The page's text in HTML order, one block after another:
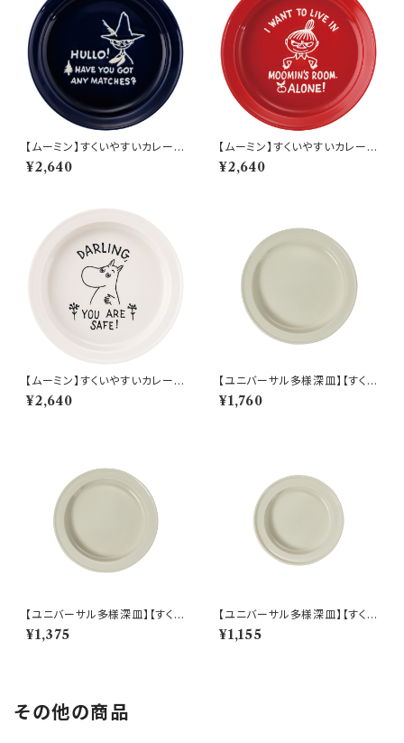
【ムーミン】すくいやすいカレー皿
（スナフキン）【MM9000】MM
9003-320
¥2,640
【ムーミン】すくいやすいカレー皿
（リトルミィ）【MM9000】MM
9002-320
¥2,640
【ムーミン】すくいやすいカレー皿
（ムーミン）【MM9000】MM9
001-320
¥2,640
【ユニバーサル多様深皿】【すくい
やすいうつわ】21cm ディーププ
レート（ホワイト）【NB10】
¥1,760
【ユニバーサル多様深皿】【すくい
やすいうつわ】19cm ディーププ
レート（ホワイト）【NB10】
¥1,375
【ユニバーサル多様深皿】【すくい
やすいうつわ】16.5cm ディープ
プレート（ホワイト）【NB10】
¥1,155
その他の商品